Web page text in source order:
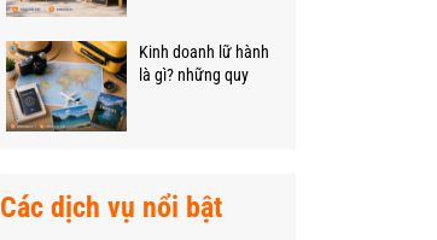
Kinh doanh lữ hành
là gì? những quy
Các dịch vụ nổi bật